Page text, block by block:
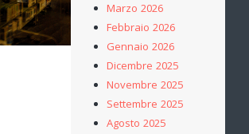
Marzo 2026
Febbraio 2026
Gennaio 2026
Dicembre 2025
Novembre 2025
Settembre 2025
Agosto 2025